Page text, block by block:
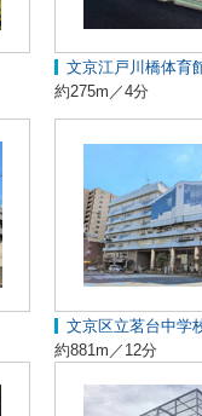
文京江戸川橋体育
約275m／4分
文京区立茗台中学
約881m／12分